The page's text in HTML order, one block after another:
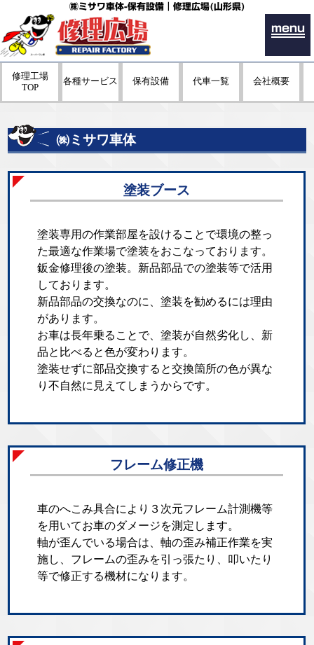
㈱ミサワ車体-保有設備｜修理広場(山形県)
menu
修理工場
TOP
各種サービス 保有設備 代車一覧 会社概要
㈱ミサワ車体
塗装ブース
塗装専用の作業部屋を設けることで環境の整っ
た最適な作業場で塗装をおこなっております。
鈑金修理後の塗装。新品部品での塗装等で活用
しております。
新品部品の交換なのに、塗装を勧めるには理由
があります。
お車は長年乗ることで、塗装が自然劣化し、新
品と比べると色が変わります。
塗装せずに部品交換すると交換箇所の色が異な
り不自然に見えてしまうからです。
フレーム修正機
車のへこみ具合により３次元フレーム計測機等
を用いてお車のダメージを測定します。
軸が歪んでいる場合は、軸の歪み補正作業を実
施し、フレームの歪みを引っ張たり、叩いたり
等で修正する機材になります。